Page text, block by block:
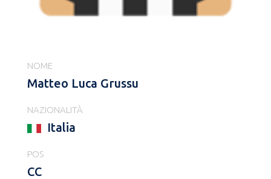
NOME
Matteo Luca Grussu
NAZIONALITÀ
Italia
POS
CC